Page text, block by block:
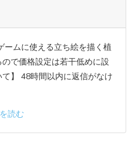
ームに使える立ち絵を描く植
で価格設定は若干低めに設
】 48時間以内に返信がなけ
読む